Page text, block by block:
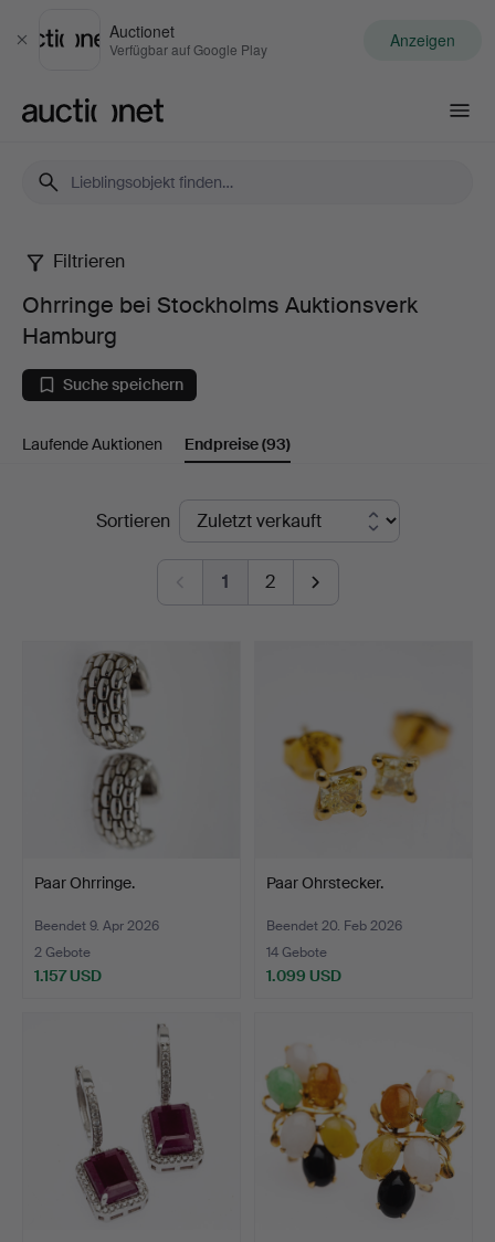
Schließen
Auctionet
Verfügbar auf Google Play Anzeigen
Ohrringe
bei
Stockholms
Auktionsverk
Filtrieren
Ohrringe bei Stockholms Auktionsverk
Hamburg
Suche speichern
Laufende Auktionen Endpreise(93)
EndpreiseSortieren
1 2
Paar Ohrringe.
Beendet 9. Apr 2026
2 Gebote
1.157 USD
Paar Ohrstecker.
Beendet 20. Feb 2026
14 Gebote
1.099 USD